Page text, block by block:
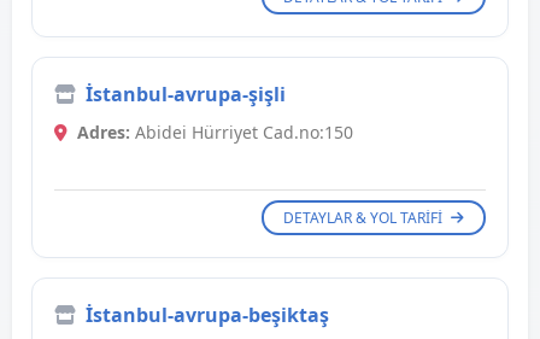
İstanbul-avrupa-şişli
Adres: Abidei Hürriyet Cad.no:150
DETAYLAR & YOL TARIFI
İstanbul-avrupa-beşiktaş